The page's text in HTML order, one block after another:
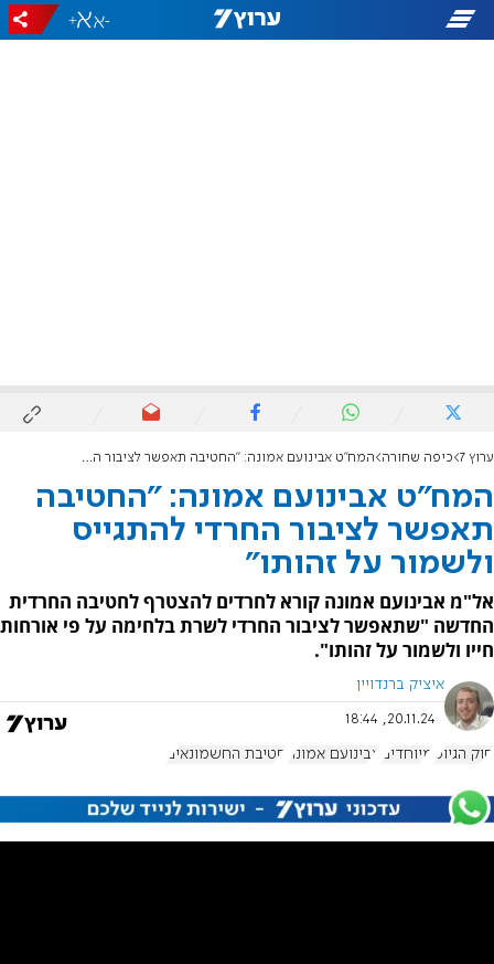
-
+
ערוץ 7 כיפה שחורה המח"ט אבינועם אמונה: "החטיבה תאפשר לציבור החרדי להתגייס ולשמור על זהותו"
המח"ט אבינועם אמונה: "החטיבה
תאפשר לציבור החרדי להתגייס
ולשמור על זהותו"
אל"מ אבינועם אמונה קורא לחרדים להצטרף לחטיבה החרדית
החדשה "שתאפשר לציבור החרדי לשרת בלחימה על פי אורחות
חייו ולשמור על זהותו".
איציק ברנדויין
20.11.24, 18:44
חוק הגיוס מיוחדים אבינועם אמונה חטיבת החשמונאים